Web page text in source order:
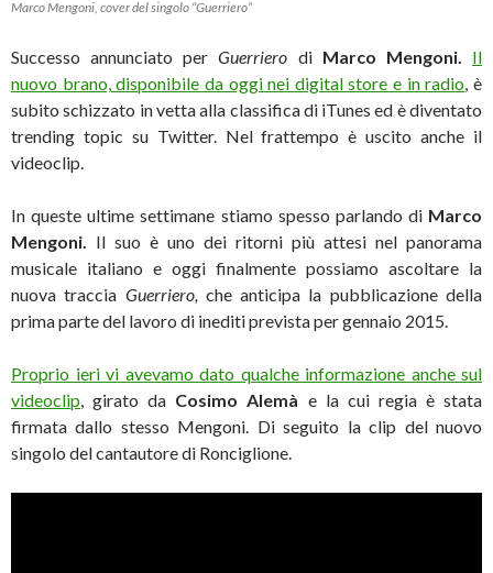
Marco Mengoni, cover del singolo “Guerriero”
Successo annunciato perGuerriero di Marco Mengoni. Il
nuovo brano, disponibile da oggi nei digital store e in radio , è
subito schizzato in vetta alla classifica di iTunes ed è diventato
trending topic su Twitter. Nel frattempo è uscito anche il
videoclip.
In queste ultime settimane stiamo spesso parlando di Marco
Mengoni. Il suo è uno dei ritorni più attesi nel panorama
musicale italiano e oggi finalmente possiamo ascoltare la
nuova traccia Guerriero, che anticipa la pubblicazione della
prima parte del lavoro di inediti prevista per gennaio 2015.
Proprio ieri vi avevamo dato qualche informazione anche sul
videoclip , girato da Cosimo Alemà e la cui regia è stata
firmata dallo stesso Mengoni. Di seguito la clip del nuovo
singolo del cantautore di Ronciglione.